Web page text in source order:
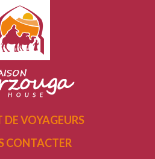
DE VOYAGEURS
CONTACTER